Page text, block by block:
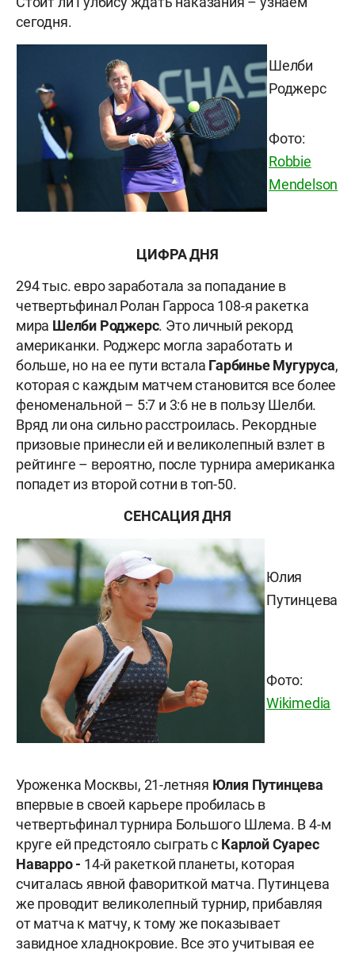
сегодня.
Шелби
Роджерс
Фото:
Robbie
Mendelson
ЦИФРА ДНЯ
294 тыс. евро заработала за попадание в
четвертьфинал Ролан Гарроса 108-я ракетка
мира Шелби Роджерс. Это личный рекорд
американки. Роджерс могла заработать и
больше, но на ее пути встала Гарбинье Мугуруса,
которая с каждым матчем становится все более
феноменальной – 5:7 и 3:6 не в пользу Шелби.
Вряд ли она сильно расстроилась. Рекордные
призовые принесли ей и великолепный взлет в
рейтинге – вероятно, после турнира американка
попадет из второй сотни в топ-50.
СЕНСАЦИЯ ДНЯ
Юлия
Путинцева
Фото:
Wikimedia
Уроженка Москвы, 21-летняя Юлия Путинцева
впервые в своей карьере пробилась в
четвертьфинал турнира Большого Шлема. В 4-м
круге ей предстояло сыграть с Карлой Суарес
Наварро - 14-й ракеткой планеты, которая
считалась явной фавориткой матча. Путинцева
же проводит великолепный турнир, прибавляя
от матча к матчу, к тому же показывает
завидное хладнокровие. Все это учитывая ее